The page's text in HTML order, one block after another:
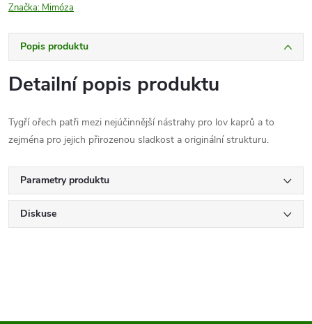
Značka: Mimóza
Popis produktu
Detailní popis produktu
Tygří ořech patři mezi nejúčinnější nástrahy pro lov kaprů a to
zejména pro jejich přirozenou sladkost a originální strukturu.
Parametry produktu
Diskuse